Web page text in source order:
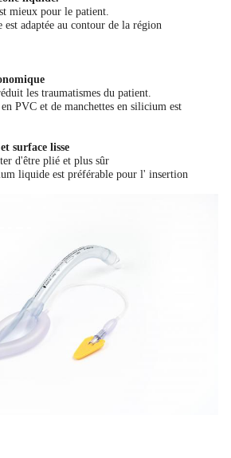
mieux pour le patient.
adaptée au contour de la région
les traumatismes du patient.
PVC et de manchettes en silicium est
surface lisse
d'être plié et plus sûr
liquide est préférable pour l' insertion